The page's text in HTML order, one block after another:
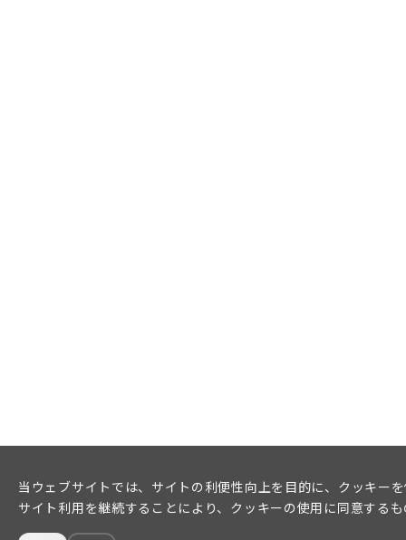
当ウェブサイトでは、サイトの利便性向上を目的に、クッキー
サイト利用を継続することにより、クッキーの使用に同意する